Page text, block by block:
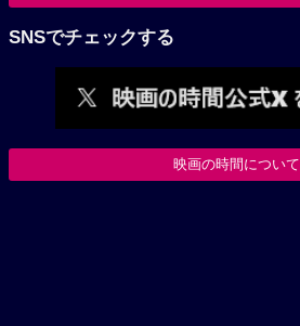
SNSでチェックする
映画の時間について